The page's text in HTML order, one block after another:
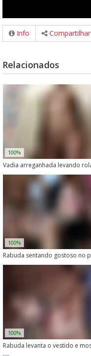
Info Compartilhar
Relacionados
100%
100%
100%